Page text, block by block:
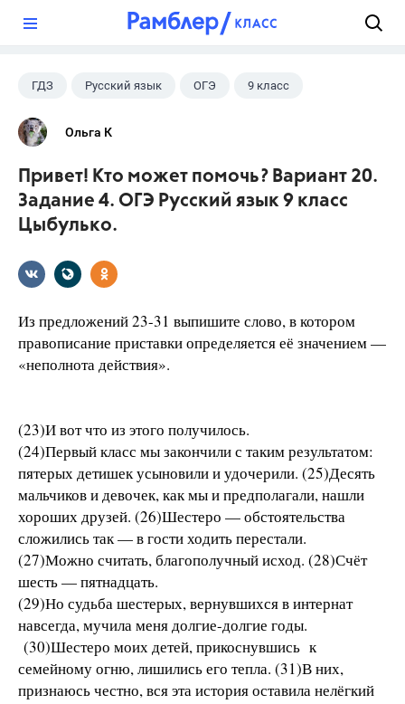
ГДЗ Русский язык ОГЭ 9 класс
+1
Ольга К
Привет! Кто может помочь? Вариант 20.
Задание 4. ОГЭ Русский язык 9 класс
Цыбулько.
Из предложений 23-31 выпишите слово, в котором
правописание приставки определяется её значением —
«неполнота действия».
(23)И вот что из этого получилось.
(24)Первый класс мы закончили с таким результатом:
пятерых детишек усыновили и удочерили. (25)Десять
мальчиков и девочек, как мы и предполагали, нашли
хороших друзей. (26)Шестеро — обстоятельства
сложились так — в гости ходить перестали.
(27)Можно считать, благополучный исход. (28)Счёт
шесть — пятнадцать.
(29)Но судьба шестерых, вернувшихся в интернат
навсегда, мучила меня долгие-долгие годы.
(30)Шестеро моих детей, прикоснувшись к
семейному огню, лишились его тепла. (31)В них,
признаюсь честно, вся эта история оставила нелёгкий